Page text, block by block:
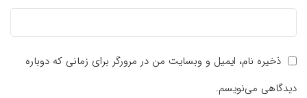
ذخیره نام، ایمیل و وبسایت من در مرورگر برای زمانی که دوباره
دیدگاهی می‌نویسم.